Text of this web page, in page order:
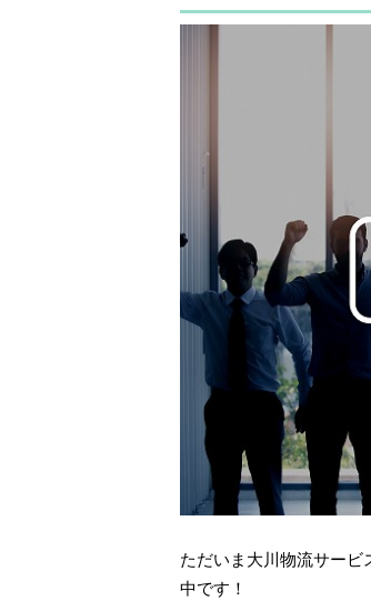
ただいま大川物流サー
中です！